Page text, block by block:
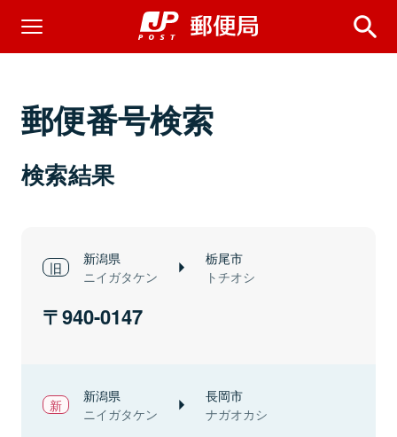
郵便番号検索
検索結果
新潟県
ニイガタケン
栃尾市
トチオシ
940-0147
新潟県
ニイガタケン
長岡市
ナガオカシ